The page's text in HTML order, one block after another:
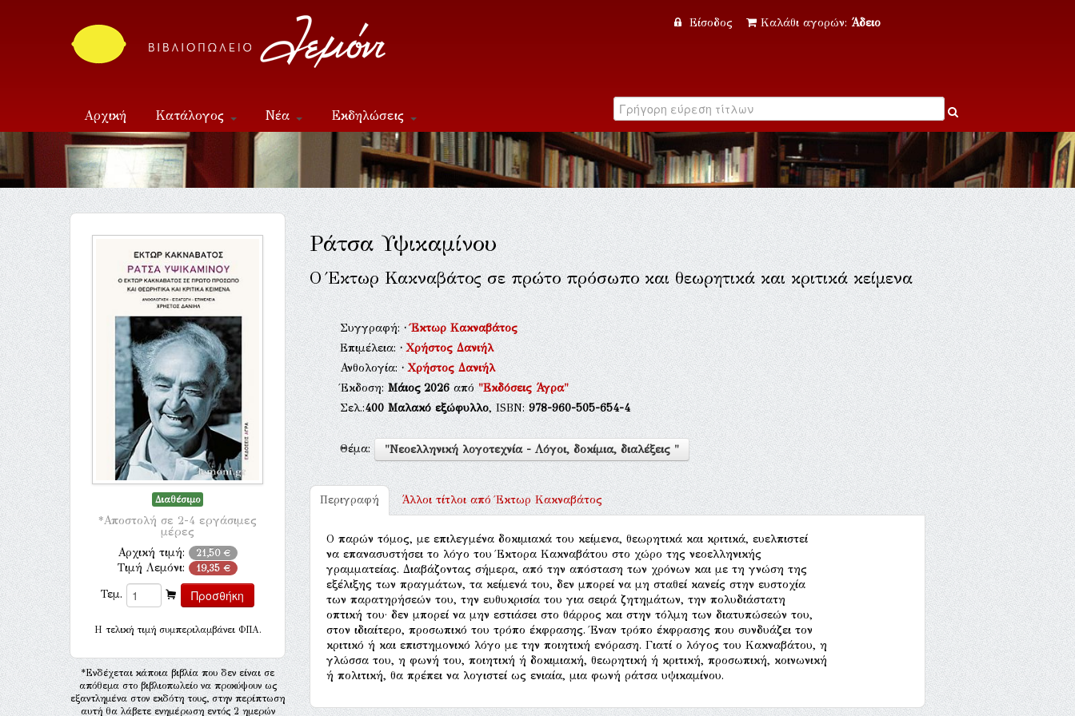
Είσοδος Καλάθι αγορών: Άδειο
Αρχική Κατάλογος Νέα Εκδηλώσεις
Επικοινωνία
Διαθέσιμο
*Αποστολή σε 2-4 εργάσιμες
μέρες
Αρχική τιμή: 21,50 €
Τιμή Λεμόνι: 19,35 €
Τεμ.
H τελική τιμή συμπεριλαμβάνει ΦΠΑ.
*Ενδέχεται κάποια βιβλία που δεν είναι σε
απόθεμα στο βιβλιοπωλείο να προκύψουν ως
εξαντλημένα στον εκδότη τους, στην περίπτωση
αυτή θα λάβετε ενημέρωση εντός 2 ημερών
Ράτσα Υψικαμίνου
Ο Έκτωρ Κακναβάτος σε πρώτο πρόσωπο και θεωρητικά και κριτικά κείμενα
Συγγραφή:·Έκτωρ Κακναβάτος
Επιμέλεια:·Χρήστος Δανιήλ
Ανθολογία:·Χρήστος Δανιήλ
Έκδοση:Μάιος 2026από"Εκδόσεις Άγρα"
Σελ.:400 Μαλακό εξώφυλλο, ISBN:978-960-505-654-4
Θέμα: "Νεοελληνική λογοτεχνία - Λόγοι, δοκίμια, διαλέξεις "
Περιγραφή Άλλοι τίτλοι απόΈκτωρ Κακναβάτος
Ο παρών τόμος, με επιλεγμένα δοκιμιακά του κείμενα, θεωρητικά και κριτικά, ευελπιστεί
να επανασυστήσει το λόγο του Έκτορα Κακναβάτου στο χώρο της νεοελληνικής
γραμματείας. Διαβάζοντας σήμερα, από την απόσταση των χρόνων και με τη γνώση της
εξέλιξης των πραγμάτων, τα κείμενά του, δεν μπορεί να μη σταθεί κανείς στην ευστοχία
των παρατηρήσεών του, την ευθυκρισία του για σειρά ζητημάτων, την πολυδιάστατη
οπτική του· δεν μπορεί να μην εστιάσει στο θάρρος και στην τόλμη των διατυπώσεών του,
στον ιδιαίτερο, προσωπικό του τρόπο έκφρασης. Έναν τρόπο έκφρασης που συνδυάζει τον
κριτικό ή και επιστημονικό λόγο με την ποιητική ενόραση. Γιατί ο λόγος του Κακναβάτου, η
γλώσσα του, η φωνή του, ποιητική ή δοκιμιακή, θεωρητική ή κριτική, προσωπική, κοινωνική
ή πολιτική, θα πρέπει να λογιστεί ως ενιαία, μια φωνή ράτσα υψικαμίνου.